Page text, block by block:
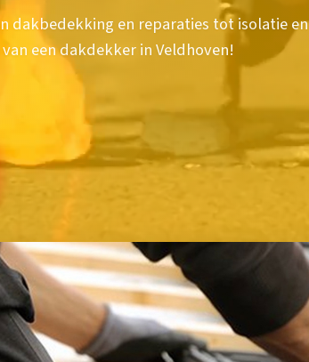
dakbedekking en reparaties tot isolatie en
een dakdekker in Veldhoven!